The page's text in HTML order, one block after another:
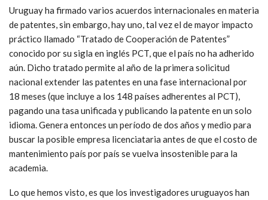
Uruguay ha firmado varios acuerdos internacionales en materia
de patentes, sin embargo, hay uno, tal vez el de mayor impacto
práctico llamado “Tratado de Cooperación de Patentes”
conocido por su sigla en inglés PCT, que el país no ha adherido
aún. Dicho tratado permite al año de la primera solicitud
nacional extender las patentes en una fase internacional por
18 meses (que incluye a los 148 países adherentes al PCT),
pagando una tasa unificada y publicando la patente en un solo
idioma. Genera entonces un período de dos años y medio para
buscar la posible empresa licenciataria antes de que el costo de
mantenimiento país por país se vuelva insostenible para la
academia.
Lo que hemos visto, es que los investigadores uruguayos han